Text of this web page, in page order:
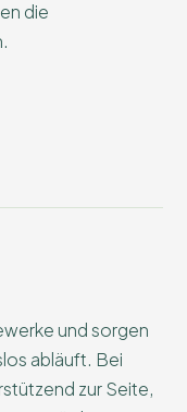
die
und sorgen
abläuft. Bei
zur Seite,